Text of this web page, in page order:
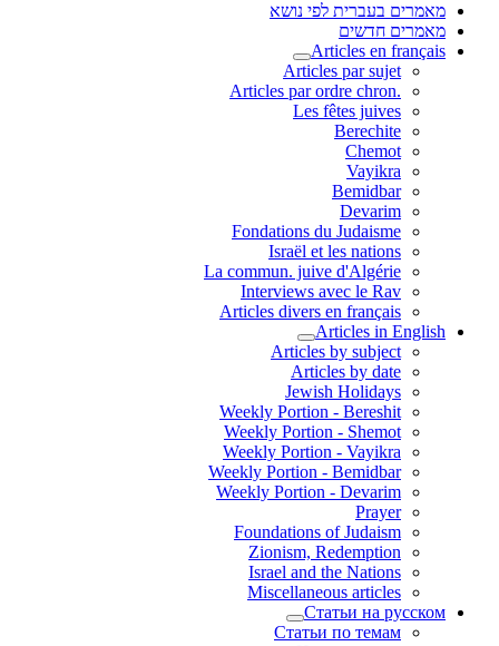
מאמרים בעברית לפי נושא
מאמרים חדשים
Articles en français
Articles par sujet
.Articles par ordre chron
Les fêtes juives
Berechite
Chemot
Vayikra
Bemidbar
Devarim
Fondations du Judaisme
Israël et les nations
La commun. juive d'Algérie
Interviews avec le Rav
Articles divers en français
Articles in English
Articles by subject
Articles by date
Jewish Holidays
Weekly Portion - Bereshit
Weekly Portion - Shemot
Weekly Portion - Vayikra
Weekly Portion - Bemidbar
Weekly Portion - Devarim
Prayer
Foundations of Judaism
Zionism, Redemption
Israel and the Nations
Miscellaneous articles
Статьи на русском
Статьи по темам